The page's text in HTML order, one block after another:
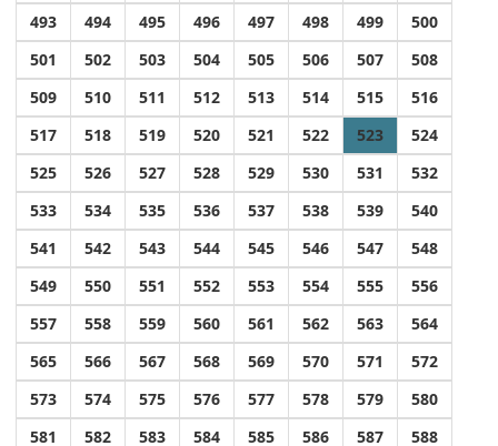
493
494 495 496 497 498 499
500
501
502 503 504 505 506 507
508
509
510 511 512 513 514 515
516
517
518 519 520 521 522 523
524
525
526 527 528 529 530 531
532
533
534 535 536 537 538 539
540
541
542 543 544 545 546 547
548
549
550 551 552 553 554 555
556
557
558 559 560 561 562 563
564
565
566 567 568 569 570 571
572
573
574 575 576 577 578 579
580
581
582 583 584 585 586 587
588